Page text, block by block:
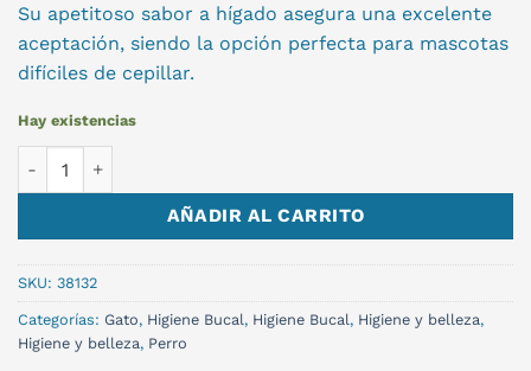
Su apetitoso sabor a hígado asegura una excelente
aceptación, siendo la opción perfecta para mascotas
difíciles de cepillar.
Hay existencias
AÑADIR AL CARRITO
SKU: 38132
Categorías: Gato, Higiene Bucal, Higiene Bucal, Higiene y belleza,
Higiene y belleza, Perro